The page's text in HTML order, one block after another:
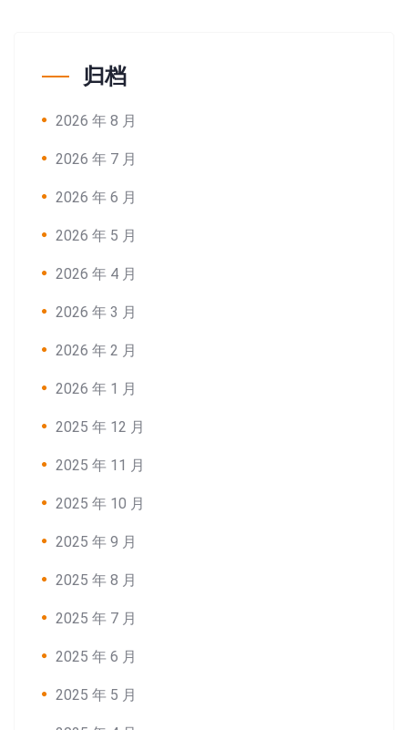
归档
2026 年 8 月
2026 年 7 月
2026 年 6 月
2026 年 5 月
2026 年 4 月
2026 年 3 月
2026 年 2 月
2026 年 1 月
2025 年 12 月
2025 年 11 月
2025 年 10 月
2025 年 9 月
2025 年 8 月
2025 年 7 月
2025 年 6 月
2025 年 5 月